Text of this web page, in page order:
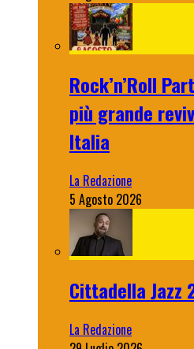
Rock’n’Roll
più grande
Italia
La Redazione
5 Agosto 2026
Cittadella Jazz
La Redazione